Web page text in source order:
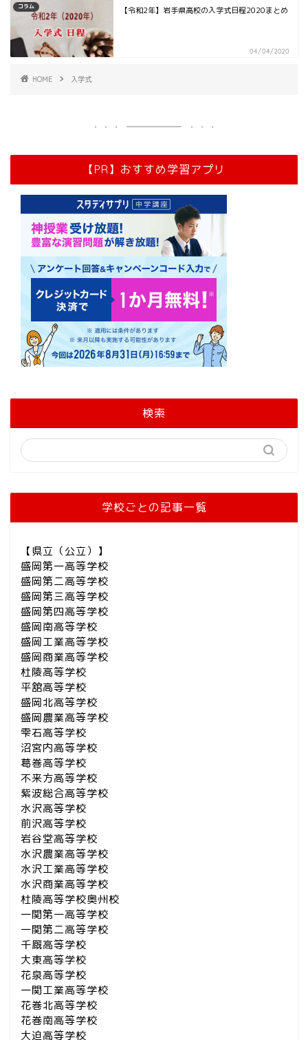
コラム 【令和2年】岩手県高校の入学式日程2020まとめ
04/04/2020
HOME 入学式
【PR】おすすめ学習アプリ
検索
学校ごとの記事一覧
【県立（公立）】
盛岡第一高等学校
盛岡第二高等学校
盛岡第三高等学校
盛岡第四高等学校
盛岡南高等学校
盛岡工業高等学校
盛岡商業高等学校
杜陵高等学校
平舘高等学校
盛岡北高等学校
盛岡農業高等学校
雫石高等学校
沼宮内高等学校
葛巻高等学校
不来方高等学校
紫波総合高等学校
水沢高等学校
前沢高等学校
岩谷堂高等学校
水沢農業高等学校
水沢工業高等学校
水沢商業高等学校
杜陵高等学校奥州校
一関第一高等学校
一関第二高等学校
千厩高等学校
大東高等学校
花泉高等学校
一関工業高等学校
花巻北高等学校
花巻南高等学校
大迫高等学校